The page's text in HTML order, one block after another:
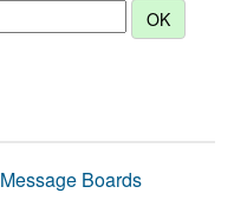
Message Boards